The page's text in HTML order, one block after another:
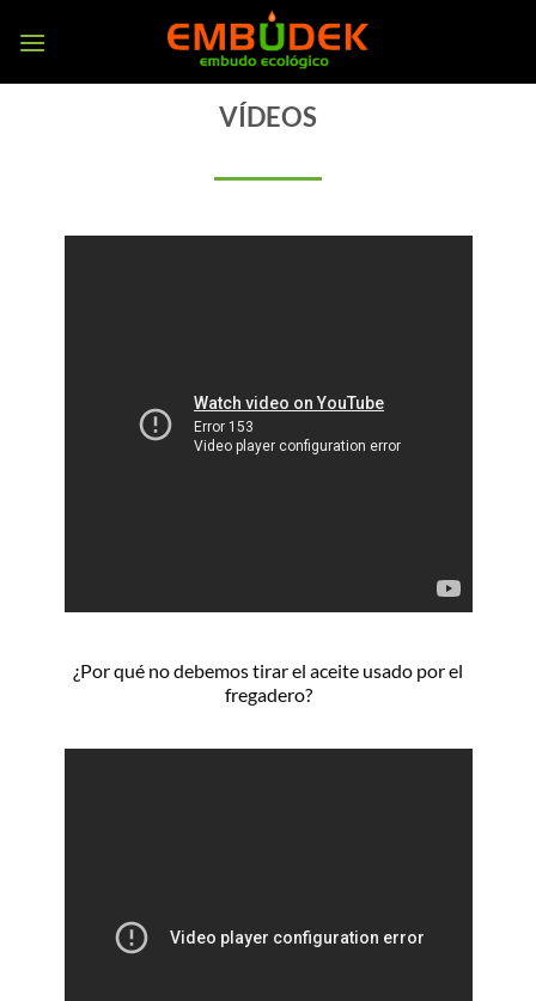
VÍDEOS
¿Por qué no debemos tirar el aceite usado por el
fregadero?